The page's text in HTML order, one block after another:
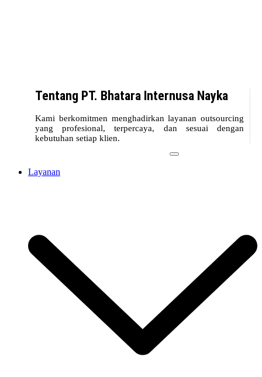
Tentang PT. Bhatara Internusa Nayka
Kami berkomitmen menghadirkan layanan outsourcing
yang profesional, terpercaya, dan sesuai dengan
kebutuhan setiap klien.
Layanan